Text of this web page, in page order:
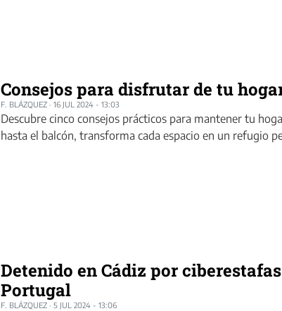
Consejos para disfrutar de tu
F. BLÁZQUEZ · 16 JUL 2024 - 13:03
Descubre cinco consejos prácticos para mantener tu
hasta el balcón, transforma cada espacio en un refugio
Detenido en Cádiz por
Portugal
F. BLÁZQUEZ · 5 JUL 2024 - 13:06